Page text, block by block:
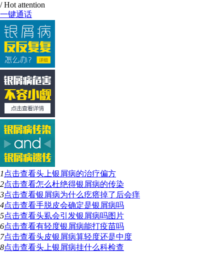
/ Hot attention
一键通话
1 点击查看头上银屑病的治疗偏方
2点击查看怎么杜绝得银屑病的传染
3点击查看银屑病为什么疙瘩掉了后会痒
4点击查看手脱皮会确定是银屑病吗
5点击查看头虱会引发银屑病吗图片
6点击查看有轻度银屑病能打疫苗吗
7点击查看头皮银屑病算轻度还是中度
8点击查看头上银屑病挂什么科检查